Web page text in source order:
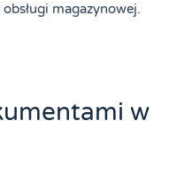
magazynowej.
w